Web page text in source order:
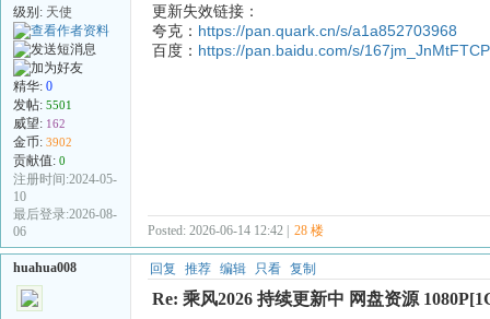
级别: 天使
精华: 0
发帖: 5501
威望: 162
金币: 3902
贡献值: 0
注册时间:2024-05-
10
最后登录:2026-08-
06
更新失效链接：
夸克： https://pan.quark.cn/s/a1a852703968
百度： https://pan.baidu.com/s/
Posted: 2026-06-14 12:42 | 28 楼
huahua008 回复 推荐 编辑 只看 复制
Re: 乘风2026 持续更新中 网盘资源